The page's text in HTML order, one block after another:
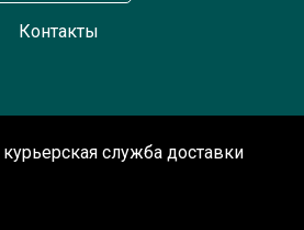
Контакты
служба доставки